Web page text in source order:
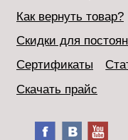
Как вернуть товар?
Скидки для
Сертификаты
Скачать прайс